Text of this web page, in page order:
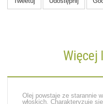
Olej powstaje ze starannie
włoskich. Charakteryzuje